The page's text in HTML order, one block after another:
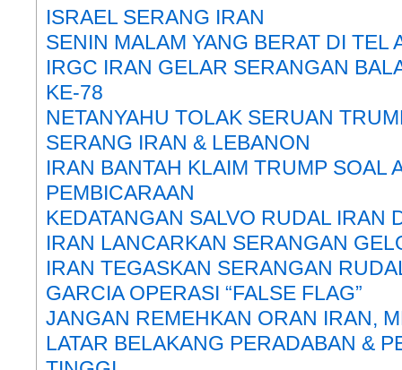
ISRAEL SERANG IRAN
SENIN MALAM YANG BERAT DI TEL
IRGC IRAN GELAR SERANGAN
KE-78
NETANYAHU TOLAK SERUAN
SERANG IRAN & LEBANON
IRAN BANTAH KLAIM TRUMP SOAL
PEMBICARAAN
KEDATANGAN SALVO RUDAL IRAN
IRAN LANCARKAN SERANGAN
IRAN TEGASKAN SERANGAN
GARCIA OPERASI “FALSE FLAG”
JANGAN REMEHKAN ORAN IRAN,
LATAR BELAKANG PERADABAN &